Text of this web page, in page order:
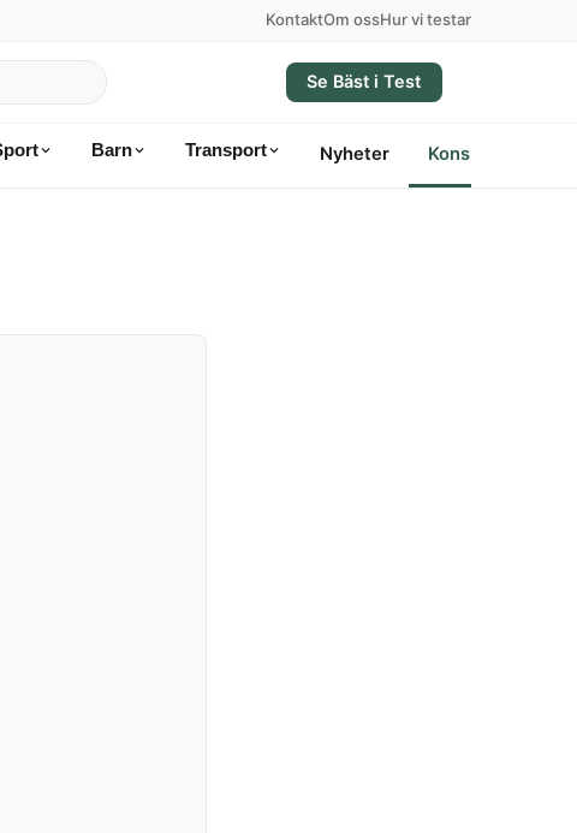
KontaktOm ossHur vi testar
Se Bäst i Test
Barn Transport Nyheter